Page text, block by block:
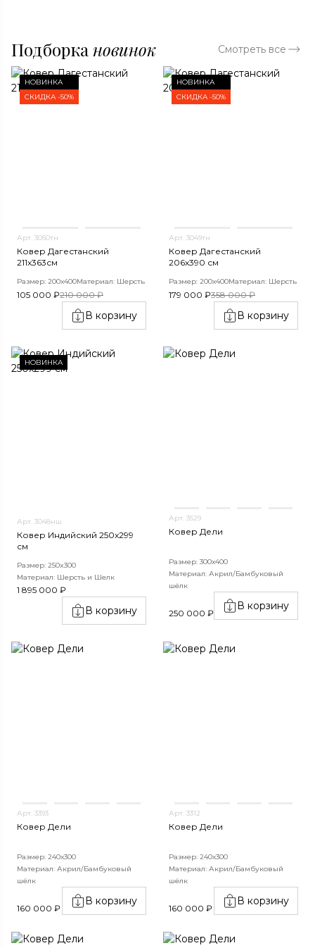
Подборка новинок Смотреть все
НОВИНКА
СКИДКА -50%
Арт. 3050тн
Ковер Дагестанский
211x363см
Размер: 200х400Материал: Шерсть
105 000 ₽210 000 ₽
В корзину
НОВИНКА
СКИДКА -50%
Арт. 3049тн
Ковер Дагестанский
206x390 см
Размер: 200х400Материал: Шерсть
179 000 ₽358 000 ₽
В корзину
НОВИНКА
Арт. 3048нш
Ковер Индийский 250x299
см
Размер: 250x300
Материал: Шерсть и Шелк
1 895 000 ₽
В корзину
Арт. 3529
Ковер Дели
Размер: 300х400
Материал: Акрил/Бамбуковый
шёлк
250 000 ₽
В корзину
Арт. 3393
Ковер Дели
Размер: 240х300
Материал: Акрил/Бамбуковый
шёлк
160 000 ₽
В корзину
Арт. 3312
Ковер Дели
Размер: 240х300
Материал: Акрил/Бамбуковый
шёлк
160 000 ₽
В корзину